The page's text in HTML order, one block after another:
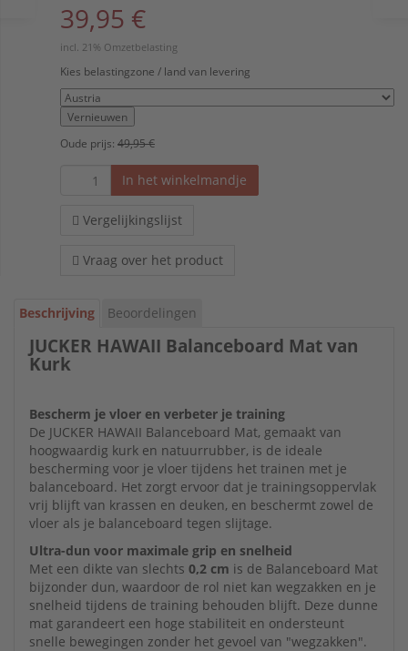
39,95 €
incl. 21% Omzetbelasting
Kies belastingzone / land van levering
Vernieuwen
Oude prijs: 49,95 €
In het winkelmandje
Vergelijkingslijst
Vraag over het product
Beschrijving Beoordelingen
JUCKER HAWAII Balanceboard Mat van
Kurk
Bescherm je vloer en verbeter je training
De JUCKER HAWAII Balanceboard Mat, gemaakt van
hoogwaardig kurk en natuurrubber, is de ideale
bescherming voor je vloer tijdens het trainen met je
balanceboard. Het zorgt ervoor dat je trainingsoppervlak
vrij blijft van krassen en deuken, en beschermt zowel de
vloer als je balanceboard tegen slijtage.
Ultra-dun voor maximale grip en snelheid
Met een dikte van slechts 0,2 cm is de Balanceboard Mat
bijzonder dun, waardoor de rol niet kan wegzakken en je
snelheid tijdens de training behouden blijft. Deze dunne
mat garandeert een hoge stabiliteit en ondersteunt
snelle bewegingen zonder het gevoel van "wegzakken".